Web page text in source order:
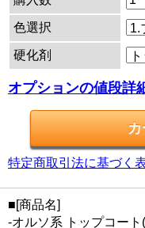
色選択
硬化剤
オプションの値段詳
特定商取引法に基づく
■[商品名]
-オルソ系 トップコー